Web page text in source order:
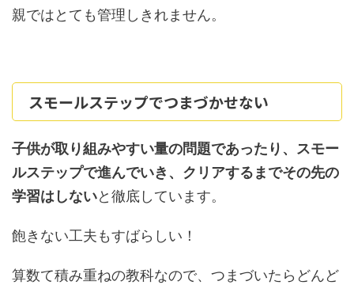
親ではとても管理しきれません。
スモールステップでつまづかせない
子供が取り組みやすい量の問題であったり、スモー
ルステップで進んでいき、クリアするまでその先の
学習はしないと徹底しています。
飽きない工夫もすばらしい！
算数て積み重ねの教科なので、つまづいたらどんど